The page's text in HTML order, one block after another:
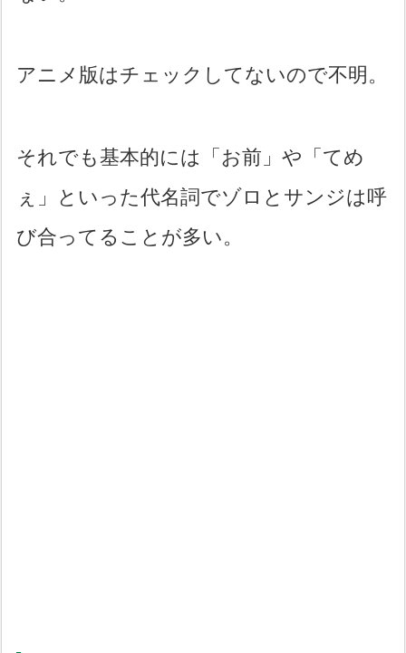
アニメ版はチェックしてないので不明。
それでも基本的には「お前」や「てめ
ぇ」といった代名詞でゾロとサンジは呼
び合ってることが多い。